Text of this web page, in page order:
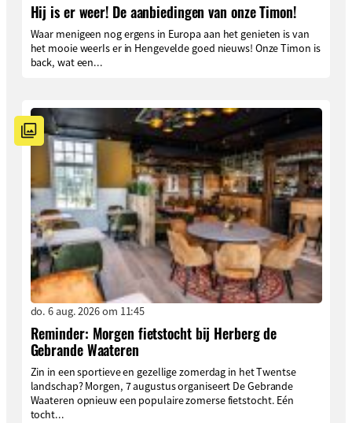
Hij is er weer! De aanbiedingen van onze Timon!
Waar menigeen nog ergens in Europa aan het genieten is van
het mooie weerIs er in Hengevelde goed nieuws! Onze Timon is
back, wat een...
do. 6 aug. 2026 om 11:45
Reminder: Morgen fietstocht bij Herberg de
Gebrande Waateren
Zin in een sportieve en gezellige zomerdag in het Twentse
landschap? Morgen, 7 augustus organiseert De Gebrande
Waateren opnieuw een populaire zomerse fietstocht. Eén
tocht...